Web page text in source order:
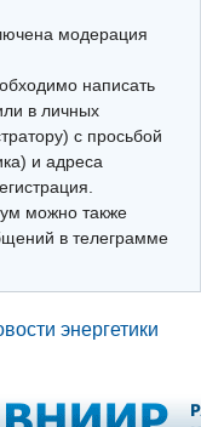
модерация
написать
в личных
с просьбой
и адреса
можно также
в телеграмме
энергетики